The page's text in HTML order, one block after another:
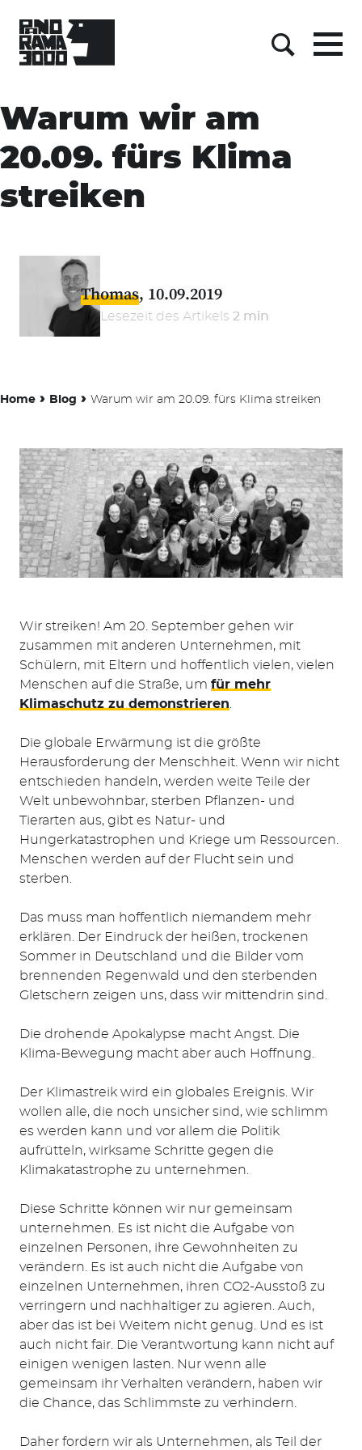
content
Menu
Warum wir am
20.09. fürs Klima
streiken
Thomas 10.09.2019
Lesezeit des Artikels 2 min
Home › Blog › Warum wir am 20.09. fürs Klima streiken
Wir streiken! Am 20. September gehen wir
zusammen mit anderen Unternehmen, mit
Schülern, mit Eltern und hoffentlich vielen, vielen
Menschen auf die Straße, um für mehr
Klimaschutz zu demonstrieren
Die globale Erwärmung ist die größte
Herausforderung der Menschheit. Wenn wir nicht
entschieden handeln, werden weite Teile der
Welt unbewohnbar, sterben Pflanzen- und
Tierarten aus, gibt es Natur- und
Hungerkatastrophen und Kriege um Ressourcen.
Menschen werden auf der Flucht sein und
sterben.
Das muss man hoffentlich niemandem mehr
erklären. Der Eindruck der heißen, trockenen
Sommer in Deutschland und die Bilder vom
brennenden Regenwald und den sterbenden
Gletschern zeigen uns, dass wir mittendrin sind.
Die drohende Apokalypse macht Angst. Die
Klima-Bewegung macht aber auch Hoffnung.
Der Klimastreik wird ein globales Ereignis. Wir
wollen alle, die noch unsicher sind, wie schlimm
es werden kann und vor allem die Politik
aufrütteln, wirksame Schritte gegen die
Klimakatastrophe zu unternehmen.
Diese Schritte können wir nur gemeinsam
unternehmen. Es ist nicht die Aufgabe von
einzelnen Personen, ihre Gewohnheiten zu
verändern. Es ist auch nicht die Aufgabe von
einzelnen Unternehmen, ihren CO2-Ausstoß zu
verringern und nachhaltiger zu agieren. Auch,
aber das ist bei Weitem nicht genug. Und es ist
auch nicht fair. Die Verantwortung kann nicht auf
einigen wenigen lasten. Nur wenn alle
gemeinsam ihr Verhalten verändern, haben wir
die Chance, das Schlimmste zu verhindern.
Daher fordern wir als Unternehmen, als Teil der